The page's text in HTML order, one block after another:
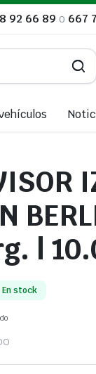
92 66 89 o 667
|
En stock